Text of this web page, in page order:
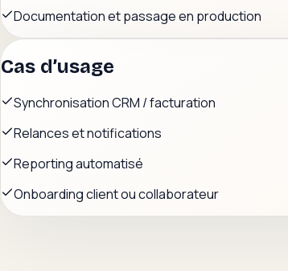
Documentation et passage en production
Cas d’usage
Synchronisation CRM / facturation
Relances et notifications
Reporting automatisé
Onboarding client ou collaborateur